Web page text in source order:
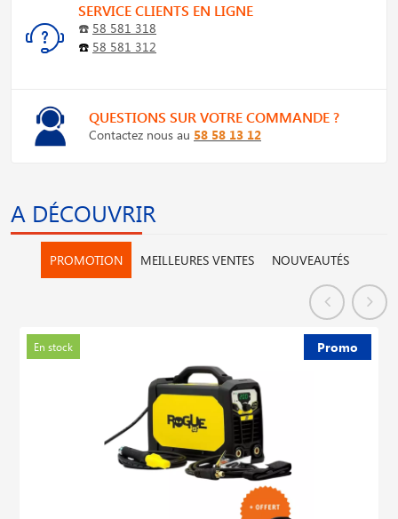
SERVICE CLIENTS EN LIGNE
☎️ 58 581 318
☎️ 58 581 312
QUESTIONS SUR VOTRE COMMANDE ?
Contactez nous au 58 58 13 12
A DÉCOUVRIR
PROMOTION MEILLEURES VENTES NOUVEAUTÉS
Promo
En stock